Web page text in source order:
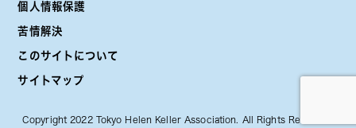
個人情報保護
苦情解決
このサイトについて
サイトマップ
Copyright 2022 Tokyo Helen Keller Association. All Rights Reserved.